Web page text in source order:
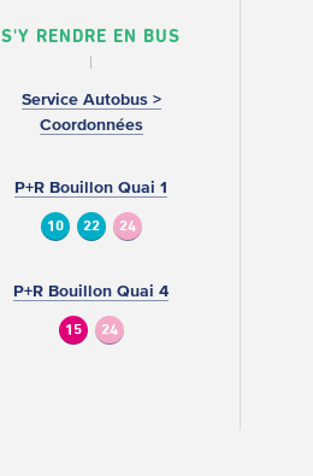
S'Y RENDRE EN BUS
Service Autobus >
Coordonnées
P+R Bouillon Quai 1
10 22 24
P+R Bouillon Quai 4
15 24